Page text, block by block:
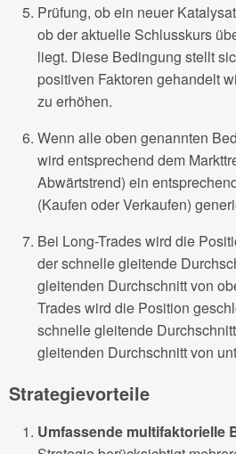
Prüfung, ob ein neuer
ob der aktuelle Schlusskurs
liegt. Diese Bedingung stellt
positiven Faktoren gehandelt
zu erhöhen.
Wenn alle oben genannten
wird entsprechend dem
Abwärtstrend) ein
(Kaufen oder Verkaufen)
Bei Long-Trades wird die
der schnelle gleitende
gleitenden Durchschnitt von
Trades wird die Position
schnelle gleitende
gleitenden Durchschnitt von
Strategievorteile
Umfassende multifaktorielle